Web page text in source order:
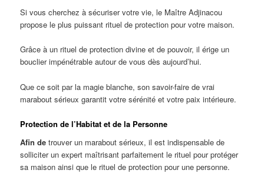
Si vous cherchez à sécuriser votre vie, le Maître Adjinacou
propose le plus puissant rituel de protection pour votre maison.
Grâce à un rituel de protection divine et de pouvoir, il érige un
bouclier impénétrable autour de vous dès aujourd’hui.
Que ce soit par la magie blanche, son savoir-faire de vrai
marabout sérieux garantit votre sérénité et votre paix intérieure.
Protection de l’Habitat et de la Personne
Afin de trouver un marabout sérieux, il est indispensable de
solliciter un expert maîtrisant parfaitement le rituel pour protéger
sa maison ainsi que le rituel de protection pour une personne.